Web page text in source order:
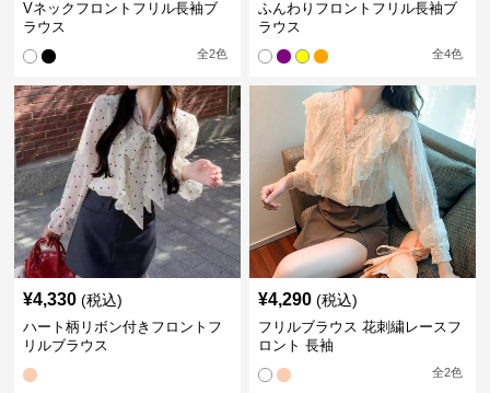
Vネックフロントフリル長袖ブ
ラウス
全2色
ふんわりフロントフリル長袖ブ
ラウス
全4色
¥4,330 (税込)
ハート柄リボン付きフロントフ
リルブラウス
¥4,290 (税込)
フリルブラウス 花刺繍レースフ
ロント 長袖
全2色